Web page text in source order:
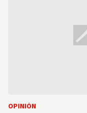
OPINIÓN